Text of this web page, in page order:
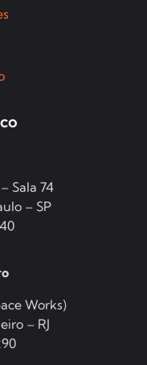
Sala 74
– SP
Works)
– RJ